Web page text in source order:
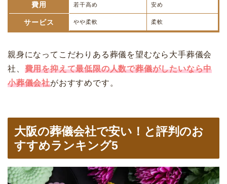
費用 若干高め 安め
サービス やや柔軟 柔軟
親身になってこだわりある葬儀を望むなら大手葬儀会
社、 費用を抑えて最低限の人数で葬儀がしたいなら中
小葬儀会社がおすすめです。
大阪の葬儀会社で安い！と評判のお
すすめランキング5